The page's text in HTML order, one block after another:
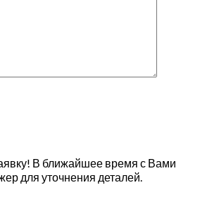
В ближайшее время с Вами
для уточнения деталей.